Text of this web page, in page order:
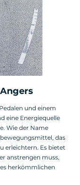
und einem
eine Energiequelle
Wie der Name
das
erleichtern. Es bietet
anstrengen muss,
herkömmlichen